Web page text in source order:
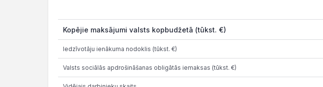
Kopējie maksājumi valsts kopbudžetā (tūkst. €)
Iedzīvotāju ienākuma nodoklis (tūkst. €)
Valsts sociālās apdrošināšanas obligātās iemaksas (tūkst. €)